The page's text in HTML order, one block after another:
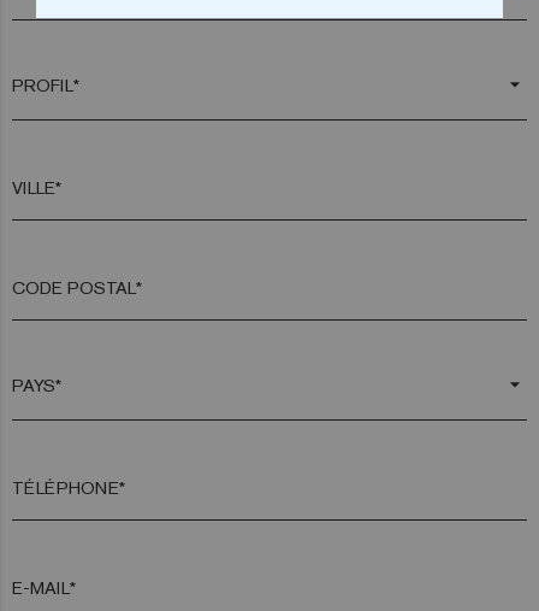
arrow_drop_down
VILLE*
CODE POSTAL*
arrow_drop_down
TÉLÉPHONE*
E-MAIL*